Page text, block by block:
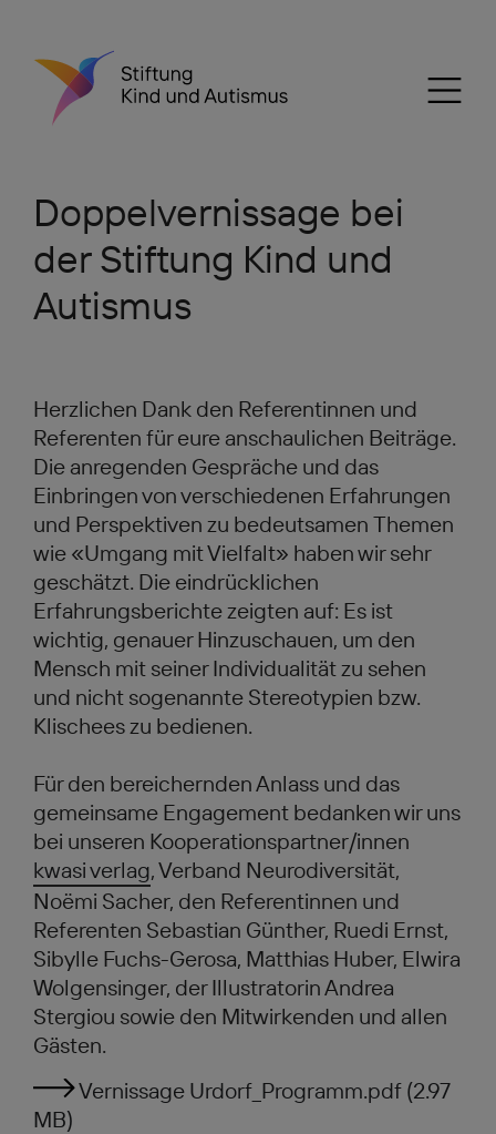
Doppelvernissage bei
der Stiftung Kind und
Autismus
Herzlichen Dank den Referentinnen und
Referenten für eure anschaulichen Beiträge.
Die anregenden Gespräche und das
Einbringen von verschiedenen Erfahrungen
und Perspektiven zu bedeutsamen Themen
wie «Umgang mit Vielfalt» haben wir sehr
geschätzt. Die eindrücklichen
Erfahrungsberichte zeigten auf: Es ist
wichtig, genauer Hinzuschauen, um den
Mensch mit seiner Individualität zu sehen
und nicht sogenannte Stereotypien bzw.
Klischees zu bedienen.
Für den bereichernden Anlass und das
gemeinsame Engagement bedanken wir uns
bei unseren Kooperationspartner/innen
kwasi verlag, Verband Neurodiversität,
Noëmi Sacher, den Referentinnen und
Referenten Sebastian Günther, Ruedi Ernst,
Sibylle Fuchs-Gerosa, Matthias Huber, Elwira
Wolgensinger, der Illustratorin Andrea
Stergiou sowie den Mitwirkenden und allen
Gästen.
Vernissage Urdorf_Programm.pdf (2.97
MB)